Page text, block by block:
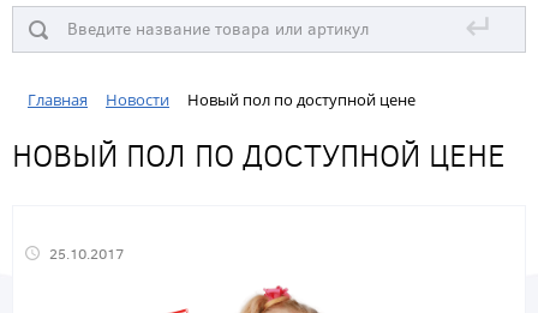
↵
Главная Новости Новый пол по доступной цене
НОВЫЙ ПОЛ ПО ДОСТУПНОЙ ЦЕНЕ
25.10.2017